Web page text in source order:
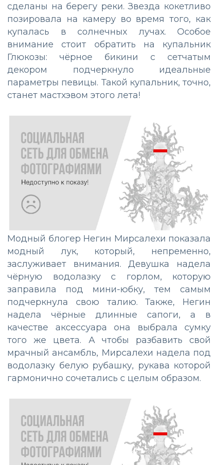
сделаны на берегу реки. Звезда кокетливо
позировала на камеру во время того, как
купалась в солнечных лучах. Особое
внимание стоит обратить на купальник
Глюкозы: чёрное бикини с сетчатым
декором подчеркнуло идеальные
параметры певицы. Такой купальник, точно,
станет мастхэвом этого лета!
Модный блогер Негин Мирсалехи показала
модный лук, который, непременно,
заслуживает внимания. Девушка надела
чёрную водолазку с горлом, которую
заправила под мини-юбку, тем самым
подчеркнула свою талию. Также, Негин
надела чёрные длинные сапоги, а в
качестве аксессуара она выбрала сумку
того же цвета. А чтобы разбавить свой
мрачный ансамбль, Мирсалехи надела под
водолазку белую рубашку, рукава которой
гармонично сочетались с целым образом.